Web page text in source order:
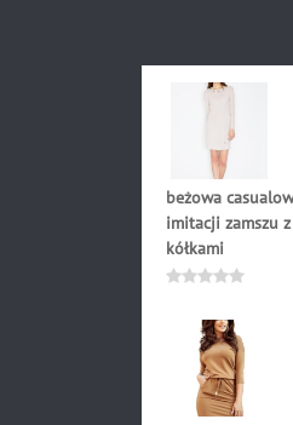
beżowa
imitacji zamszu
kółkami